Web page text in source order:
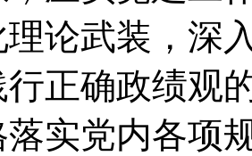
论武装，深
正确政绩观
实党内各项